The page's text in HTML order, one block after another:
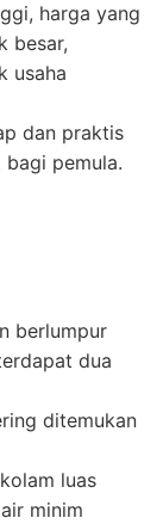
harga yang
besar,
usaha
dan praktis
pemula.
berlumpur
dua
ditemukan
luas
minim